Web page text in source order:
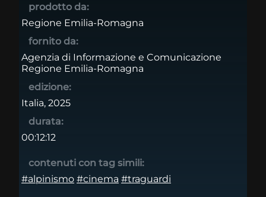
prodotto da:
Regione Emilia-Romagna
fornito da:
Agenzia di Informazione e Comunicazione
Regione Emilia-Romagna
edizione:
Italia, 2025
durata:
00:12:12
contenuti con tag simili:
#alpinismo #cinema #traguardi